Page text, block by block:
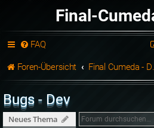
Final-
FAQ
Foren-Übersicht
Bugs - Dev
Neues Thema